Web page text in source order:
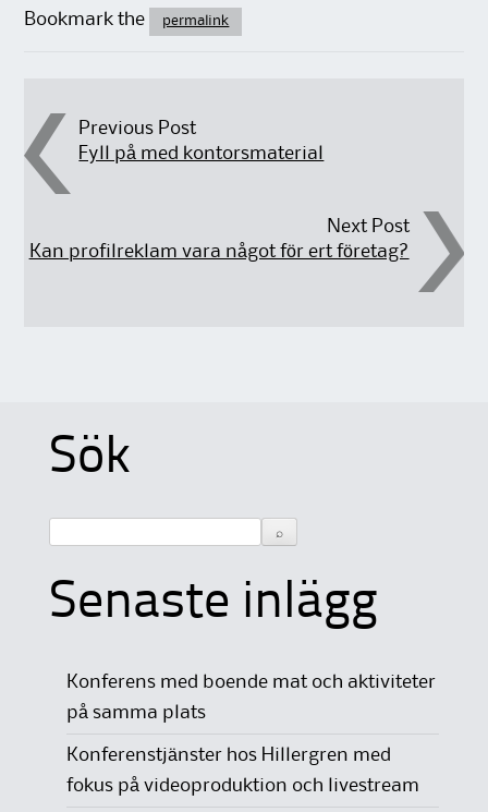
Bookmark the permalink
Post navigation
Previous Post
Fyll på med kontorsmaterial
Next Post
Kan profilreklam vara något för ert företag?
Sök
Senaste inlägg
Konferens med boende mat och aktiviteter
på samma plats
Konferenstjänster hos Hillergren med
fokus på videoproduktion och livestream